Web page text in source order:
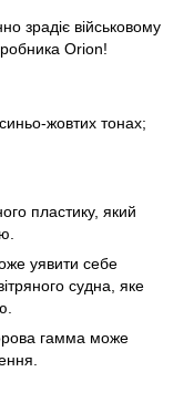
зрадіє військовому
Orion!
жовтих тонах;
пластику, який
уявити себе
судна, яке
гамма може